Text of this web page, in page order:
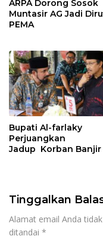
ARPA Dorong Sosok
Muntasir AG Jadi
PEMA
Bupati Al-farlaky
Perjuangkan
Jadup Korban Banjir
Tinggalkan
Alamat email Anda
ditandai *